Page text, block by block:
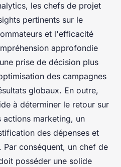
les chefs de projet
pertinents sur le
et l'efficacité
approfondie
prise de décision plus
des campagnes
globaux. En outre,
à déterminer le retour sur
actions marketing, un
des dépenses et
Par conséquent, un chef de
posséder une solide